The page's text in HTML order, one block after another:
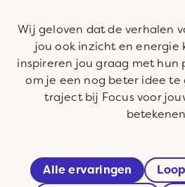
Wij geloven dat de verhalen
jou ook inzicht en energie
inspireren jou graag met hun
om je een nog beter idee te
traject bij Focus voor
Alle ervaringen